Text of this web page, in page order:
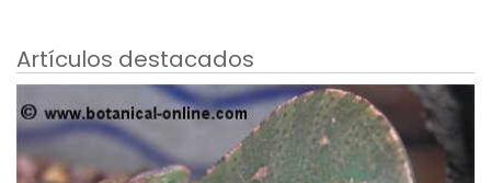
Artículos destacados